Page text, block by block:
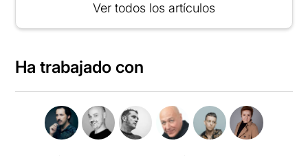
Ver todos los artículos
Ha trabajado con